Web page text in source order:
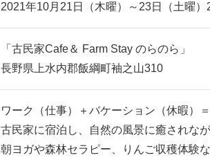
2021年10月21日（木曜）～23日（土曜）
「古民家Cafe＆ Farm Stay のらのら」
長野県上水内郡飯綱町袖之山310
ワーク（仕事）＋バケーション（休暇）
古民家に宿泊し、自然の風景に癒されな
朝ヨガや森林セラピー、りんご収穫体験